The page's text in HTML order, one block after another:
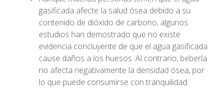
gasificada afecte la salud ósea debido a su
contenido de dióxido de carbono, algunos
estudios han demostrado que no existe
evidencia concluyente de que el agua gasificada
cause daños a los huesos. Al contrario, beberla
no afecta negativamente la densidad ósea, por
lo que puede consumirse con tranquilidad.